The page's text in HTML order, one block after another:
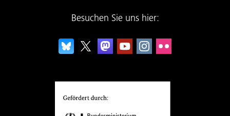
Besuchen Sie uns hier: